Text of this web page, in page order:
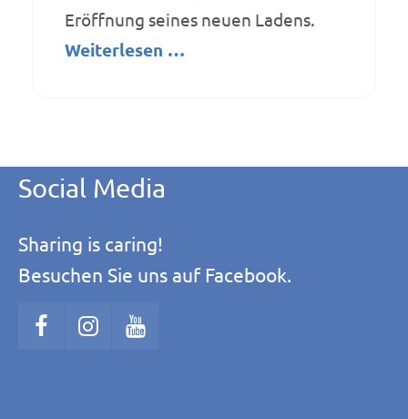
Eröffnung seines neuen Ladens.
Weiterlesen …
Licht für Kinder e.V.
Mittelweg 30a
Social Media
Sharing is caring!
Besuchen Sie uns auf Facebook.